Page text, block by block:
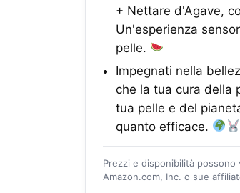
+ Nettare d'Agave,
Un'esperienza
pelle.
Impegnati nella
che la tua cura della
tua pelle e del
quanto efficace.
Prezzi e disponibilità possono
Amazon.com, Inc. o sue